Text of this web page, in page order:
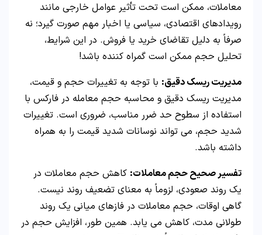
معاملات، ممکن است تحت تأثیر عوامل خارجی مانند
رویدادهای اقتصادی، سیاسی یا اخبار مهم صورت گیرد؛ نه
صرفاً به دلیل تقاضای خرید یا فروش. در این شرایط،
تحلیل حجم ممکن است گمراه کننده باشد!
مدیریت ریسک دقیق: با توجه به تغییرات حجم و قیمت،
مدیریت ریسک دقیق و محاسبه حجم معامله در فارکس با
استفاده از سطوح حد ضرر مناسب، ضروری است. تغییرات
شدید حجم، می تواند نوسانات شدید قیمت را به همراه
داشته باشد.
تفسیر صحیح حجم معاملات: کاهش حجم معاملات در
یک روند صعودی، لزوماً به معنای تضعیف روند نیست.
گاهی اوقات، حجم معاملات در فازهای میانی یک روند
طولانی مدت، کاهش می یابد. همین طور، افزایش حجم در